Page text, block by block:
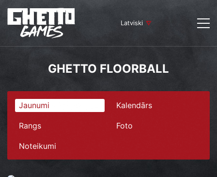
Latviski
GHETTO FLOORBALL
Jaunumi Kalendārs
Rangs Foto
Noteikumi